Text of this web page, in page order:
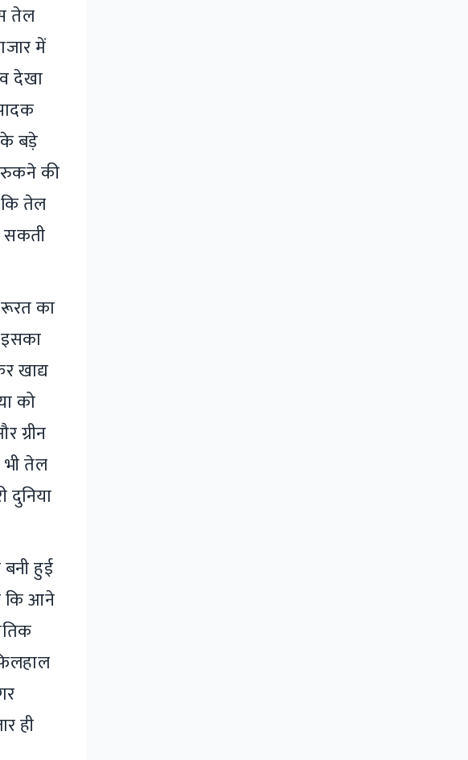
तेल
में
देखा
के बड़े
रुकने की
तेल
सकती
का
खाद्य
को
ग्रीन
तेल
दुनिया
हुई
कि आने
ही